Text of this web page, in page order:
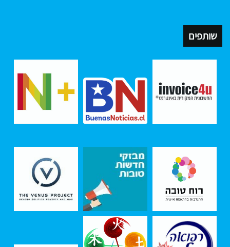
שותפים